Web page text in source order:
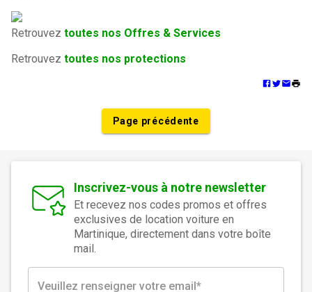
Retrouvez toutes nos Offres & Services
Retrouvez toutes nos protections
Page précédente
Inscrivez-vous à notre newsletter
Et recevez nos codes promos et offres
exclusives de location voiture en
Martinique, directement dans votre boîte
mail.